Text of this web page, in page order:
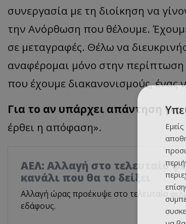
συνεργασία με τη διοίκηση να
την Ανόρθωση που θέλουμε.
σε μεταγραφές. Θέλω να
αναφέρομαι μόνο στην περίπτωση
που έχουμε διακανονισμούς,
Για το αν υπάρχει απάντηση
έρθει η απόφαση».
ΑΕΛ: Αλλαγή στο τελευταίο
κανάλι που θα το δείξει
Αλλαγή ώρας προέκυψε στο τελευταίο
εδάφους.